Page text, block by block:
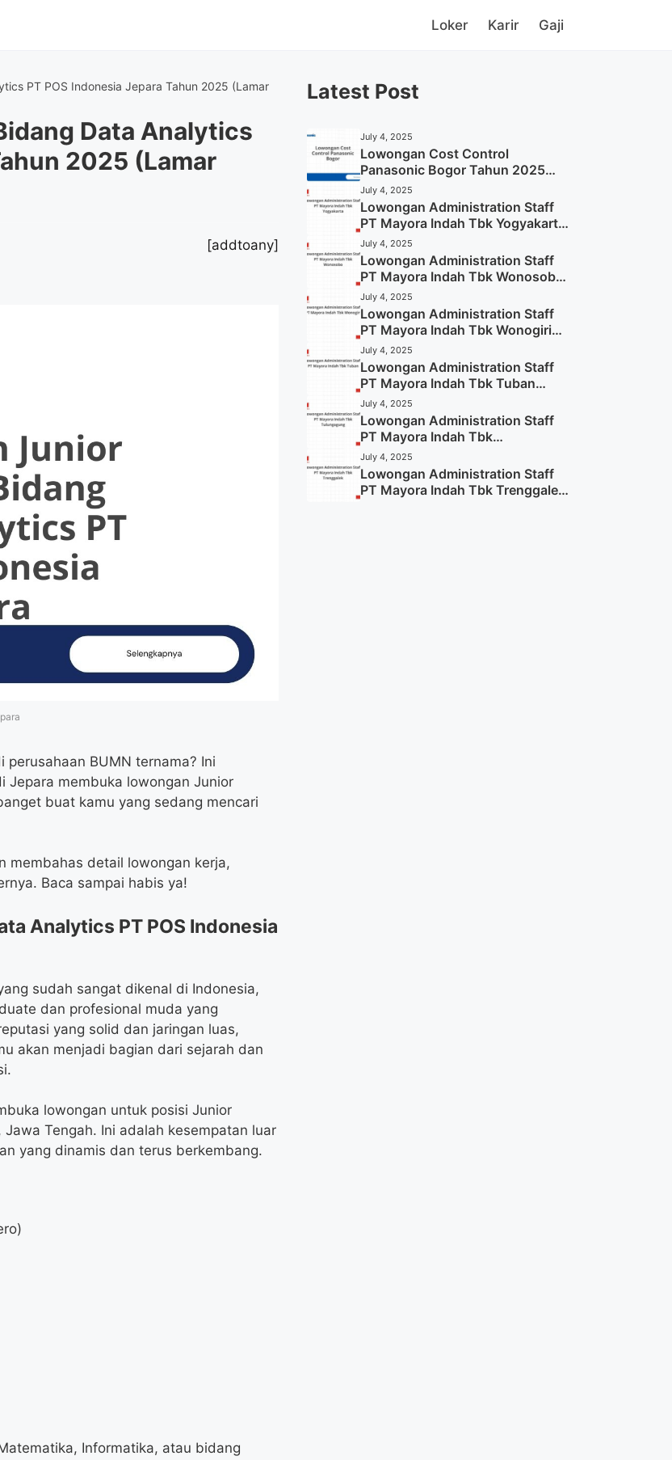
Loker Karir Gaji
PT POS Indonesia Jepara Tahun 2025 (Lamar
Data Analytics
2025 (Lamar
[addtoany]
BUMN ternama? Ini
Jepara membuka lowongan Junior
buat kamu yang sedang mencari
membahas detail lowongan kerja,
Baca sampai habis ya!
Analytics PT POS Indonesia
sudah sangat dikenal di Indonesia,
dan profesional muda yang
yang solid dan jaringan luas,
akan menjadi bagian dari sejarah dan
lowongan untuk posisi Junior
Tengah. Ini adalah kesempatan luar
yang dinamis dan terus berkembang.
Informatika, atau bidang
Latest Post
July 4, 2025
Lowongan Cost Control
Panasonic Bogor Tahun 2025
(Lamar Sekarang)
July 4, 2025
Lowongan Administration Staff
PT Mayora Indah Tbk Yogyakarta
Tahun 2025
July 4, 2025
Lowongan Administration Staff
PT Mayora Indah Tbk Wonosobo
Tahun 2025 (Lamar Sekarang)
July 4, 2025
Lowongan Administration Staff
PT Mayora Indah Tbk Wonogiri
Tahun 2025 (Apply Now)
July 4, 2025
Lowongan Administration Staff
PT Mayora Indah Tbk Tuban
Tahun 2025 (Resmi)
July 4, 2025
Lowongan Administration Staff
PT Mayora Indah Tbk
Tulungagung Tahun 2025 (Lamar
Sekarang)
July 4, 2025
Lowongan Administration Staff
PT Mayora Indah Tbk Trenggalek